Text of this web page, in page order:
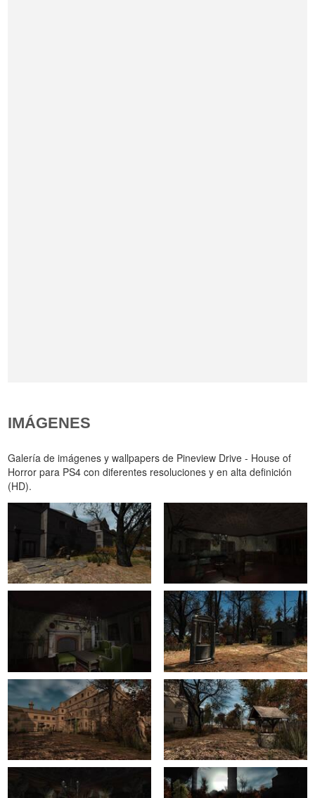
IMÁGENES
Galería de imágenes y wallpapers de Pineview Drive - House of
Horror para PS4 con diferentes resoluciones y en alta definición
(HD).